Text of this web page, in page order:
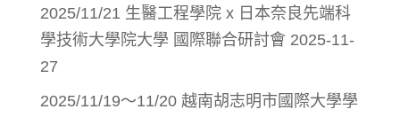
2025/11/21 生醫工程學院 x 日本奈良先端科
學技術大學院大學 國際聯合研討會 2025-11-
27
2025/11/19～11/20 越南胡志明市國際大學學